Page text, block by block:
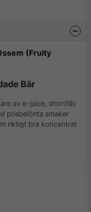
(Fruity
Bär
av e-juice, shortfills
prisbelönta smaker
riktigt bra koncentrat
PG.
samt essenser